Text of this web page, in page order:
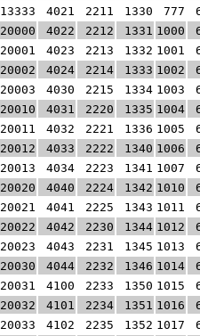
13333 4021 2211 1330 777
20000 4022 2212 1331 1000
20001 4023 2213 1332 1001
20002 4024 2214 1333 1002
20003 4030 2215 1334 1003
20010 4031 2220 1335 1004
20011 4032 2221 1336 1005
20012 4033 2222 1340 1006
20013 4034 2223 1341 1007
20020 4040 2224 1342 1010
20021 4041 2225 1343 1011
20022 4042 2230 1344 1012
20023 4043 2231 1345 1013
20030 4044 2232 1346 1014
20031 4100 2233 1350 1015
20032 4101 2234 1351 1016
20033 4102 2235 1352 1017